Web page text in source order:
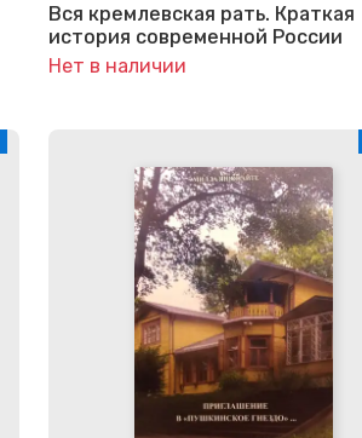
Вся кремлевская рать. Краткая
история современной России
Нет в наличии